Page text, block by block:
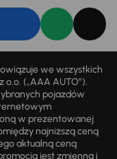
we wszystkich
(„AAA AUTO”).
pojazdów
w prezentowanej
najniższą ceną
aktualną ceną
jest zmienna i